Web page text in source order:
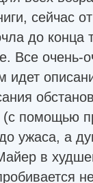
сейчас
до конца
Все очень-
(с помощью
ужаса, а
в